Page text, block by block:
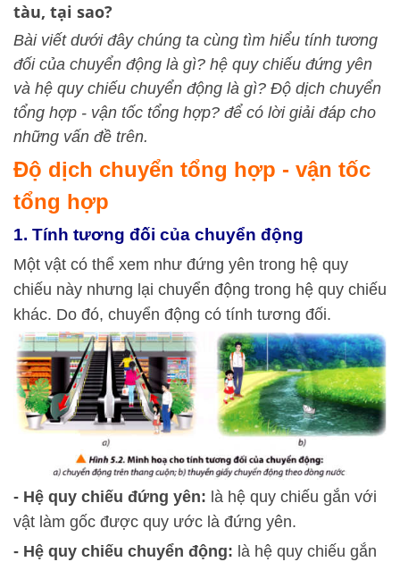
tàu, tại sao?
Bài viết dưới đây chúng ta cùng tìm hiểu tính tương
đối của chuyển động là gì? hệ quy chiếu đứng yên
và hệ quy chiếu chuyển động là gì? Độ dịch chuyển
tổng hợp - vận tốc tổng hợp? để có lời giải đáp cho
những vấn đề trên.
Độ dịch chuyển tổng hợp - vận tốc
tổng hợp
1. Tính tương đối của chuyển động
Một vật có thể xem như đứng yên trong hệ quy
chiếu này nhưng lại chuyển động trong hệ quy chiếu
khác. Do đó, chuyển động có tính tương đối.
- Hệ quy chiếu đứng yên: là hệ quy chiếu gắn với
vật làm gốc được quy ước là đứng yên.
- Hệ quy chiếu chuyển động: là hệ quy chiếu gắn